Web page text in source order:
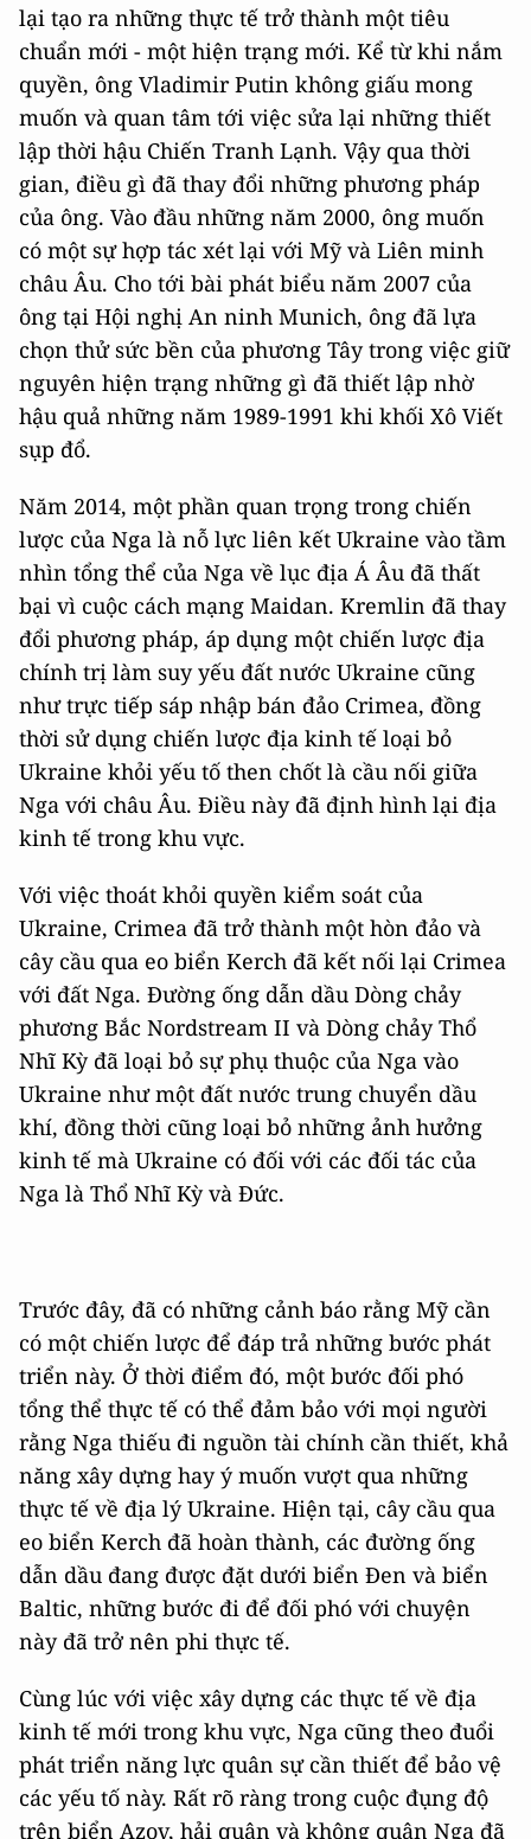
lại tạo ra những thực tế trở thành một tiêu
chuẩn mới - một hiện trạng mới. Kể từ khi nắm
quyền, ông Vladimir Putin không giấu mong
muốn và quan tâm tới việc sửa lại những thiết
lập thời hậu Chiến Tranh Lạnh. Vậy qua thời
gian, điều gì đã thay đổi những phương pháp
của ông. Vào đầu những năm 2000, ông muốn
có một sự hợp tác xét lại với Mỹ và Liên minh
châu Âu. Cho tới bài phát biểu năm 2007 của
ông tại Hội nghị An ninh Munich, ông đã lựa
chọn thử sức bền của phương Tây trong việc giữ
nguyên hiện trạng những gì đã thiết lập nhờ
hậu quả những năm 1989-1991 khi khối Xô Viết
sụp đổ.
Năm 2014, một phần quan trọng trong chiến
lược của Nga là nỗ lực liên kết Ukraine vào tầm
nhìn tổng thể của Nga về lục địa Á Âu đã thất
bại vì cuộc cách mạng Maidan. Kremlin đã thay
đổi phương pháp, áp dụng một chiến lược địa
chính trị làm suy yếu đất nước Ukraine cũng
như trực tiếp sáp nhập bán đảo Crimea, đồng
thời sử dụng chiến lược địa kinh tế loại bỏ
Ukraine khỏi yếu tố then chốt là cầu nối giữa
Nga với châu Âu. Điều này đã định hình lại địa
kinh tế trong khu vực.
Với việc thoát khỏi quyền kiểm soát của
Ukraine, Crimea đã trở thành một hòn đảo và
cây cầu qua eo biển Kerch đã kết nối lại Crimea
với đất Nga. Đường ống dẫn dầu Dòng chảy
phương Bắc Nordstream II và Dòng chảy Thổ
Nhĩ Kỳ đã loại bỏ sự phụ thuộc của Nga vào
Ukraine như một đất nước trung chuyển dầu
khí, đồng thời cũng loại bỏ những ảnh hưởng
kinh tế mà Ukraine có đối với các đối tác của
Nga là Thổ Nhĩ Kỳ và Đức.
Trước đây, đã có những cảnh báo rằng Mỹ cần
có một chiến lược để đáp trả những bước phát
triển này. Ở thời điểm đó, một bước đối phó
tổng thể thực tế có thể đảm bảo với mọi người
rằng Nga thiếu đi nguồn tài chính cần thiết, khả
năng xây dựng hay ý muốn vượt qua những
thực tế về địa lý Ukraine. Hiện tại, cây cầu qua
eo biển Kerch đã hoàn thành, các đường ống
dẫn dầu đang được đặt dưới biển Đen và biển
Baltic, những bước đi để đối phó với chuyện
này đã trở nên phi thực tế.
Cùng lúc với việc xây dựng các thực tế về địa
kinh tế mới trong khu vực, Nga cũng theo đuổi
phát triển năng lực quân sự cần thiết để bảo vệ
các yếu tố này. Rất rõ ràng trong cuộc đụng độ
trên biển Azov, hải quân và không quân Nga đã